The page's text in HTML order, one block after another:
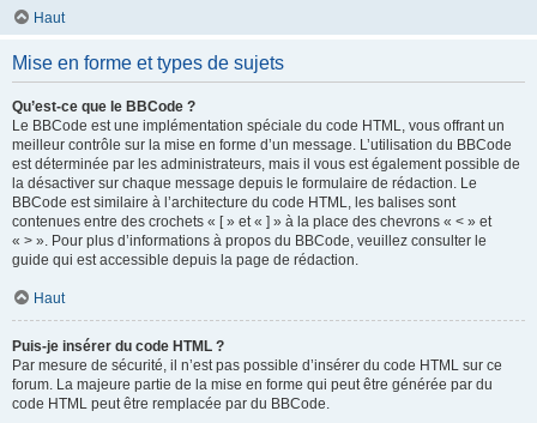
Haut
Mise en forme et types de sujets
Qu’est-ce que le BBCode ?
Le BBCode est une implémentation spéciale du code HTML, vous offrant un
meilleur contrôle sur la mise en forme d’un message. L’utilisation du BBCode
est déterminée par les administrateurs, mais il vous est également possible de
la désactiver sur chaque message depuis le formulaire de rédaction. Le
BBCode est similaire à l’architecture du code HTML, les balises sont
contenues entre des crochets « [ » et « ] » à la place des chevrons « < » et
« > ». Pour plus d’informations à propos du BBCode, veuillez consulter le
guide qui est accessible depuis la page de rédaction.
Haut
Puis-je insérer du code HTML ?
Par mesure de sécurité, il n’est pas possible d’insérer du code HTML sur ce
forum. La majeure partie de la mise en forme qui peut être générée par du
code HTML peut être remplacée par du BBCode.